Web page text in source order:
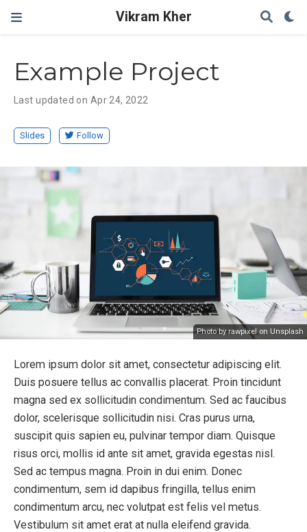
Vikram Kher
Example Project
Last updated on Apr 24, 2022
Slides Follow
Photo by rawpixel on Unsplash
Lorem ipsum dolor sit amet, consectetur adipiscing elit.
Duis posuere tellus ac convallis placerat. Proin tincidunt
magna sed ex sollicitudin condimentum. Sed ac faucibus
dolor, scelerisque sollicitudin nisi. Cras purus urna,
suscipit quis sapien eu, pulvinar tempor diam. Quisque
risus orci, mollis id ante sit amet, gravida egestas nisl.
Sed ac tempus magna. Proin in dui enim. Donec
condimentum, sem id dapibus fringilla, tellus enim
condimentum arcu, nec volutpat est felis vel metus.
Vestibulum sit amet erat at nulla eleifend gravida.